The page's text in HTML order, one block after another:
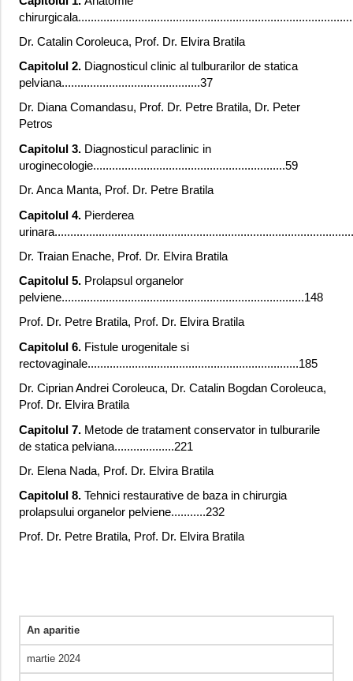
Dr. Catalin Coroleuca, Prof. Dr. Elvira Bratila
Capitolul 2. Diagnosticul clinic al tulburarilor de statica
pelviana............................................37
Dr. Diana Comandasu, Prof. Dr. Petre Bratila, Dr. Peter
Petros
Capitolul 3. Diagnosticul paraclinic in
uroginecologie.............................................................59
Dr. Anca Manta, Prof. Dr. Petre Bratila
Capitolul 4. Pierderea
Dr. Traian Enache, Prof. Dr. Elvira Bratila
Capitolul 5. Prolapsul organelor
pelviene.............................................................................148
Prof. Dr. Petre Bratila, Prof. Dr. Elvira Bratila
Capitolul 6. Fistule urogenitale si
rectovaginale...................................................................185
Dr. Ciprian Andrei Coroleuca, Dr. Catalin Bogdan Coroleuca,
Prof. Dr. Elvira Bratila
Capitolul 7. Metode de tratament conservator in tulburarile
de statica pelviana...................221
Dr. Elena Nada, Prof. Dr. Elvira Bratila
Capitolul 8. Tehnici restaurative de baza in chirurgia
prolapsului organelor pelviene...........232
Prof. Dr. Petre Bratila, Prof. Dr. Elvira Bratila
An aparitie
martie 2024